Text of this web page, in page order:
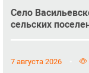
Село
сельских
7 августа 2026